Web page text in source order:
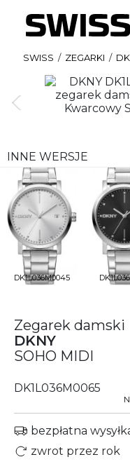
SWISS / ZEGARKI /
INNE WERSJE
DK1L036M0045
Zegarek damski
DKNY
SOHO MIDI
DK1L036M0065
bezpłatna
zwrot przez rok